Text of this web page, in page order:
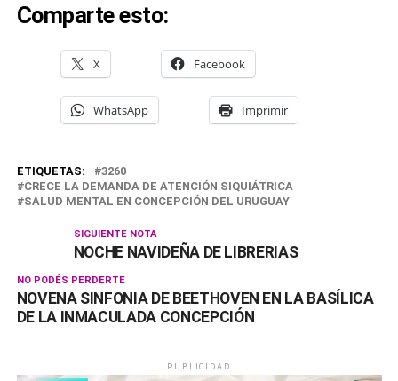
Comparte esto:
X Facebook
WhatsApp Imprimir
ETIQUETAS:
3260
CRECE LA DEMANDA DE ATENCIÓN SIQUIÁTRICA
SALUD MENTAL EN CONCEPCIÓN DEL URUGUAY
SIGUIENTE NOTA
NOCHE NAVIDEÑA DE LIBRERIAS
NO PODÉS PERDERTE
NOVENA SINFONIA DE BEETHOVEN EN LA BASÍLICA
DE LA INMACULADA CONCEPCIÓN
PUBLICIDAD